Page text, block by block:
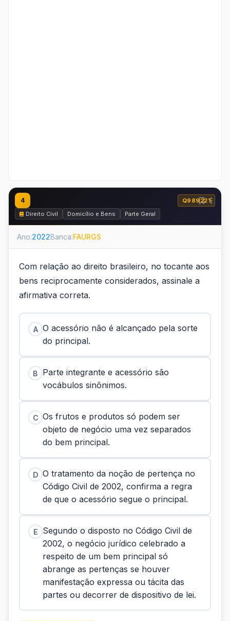
4
Q989221
Direito Civil
Domicílio e Bens Parte Geral
Ano:2022Banca:FAURGS
Com relação ao direito brasileiro, no tocante aos
bens reciprocamente considerados, assinale a
afirmativa correta.
A O acessório não é alcançado pela sorte
do principal.
B
Parte integrante e acessório são
vocábulos sinônimos.
C Os frutos e produtos só podem ser
objeto de negócio uma vez separados
do bem principal.
D O tratamento da noção de pertença no
Código Civil de 2002, confirma a regra
de que o acessório segue o principal.
E
Segundo o disposto no Código Civil de
2002, o negócio jurídico celebrado a
respeito de um bem principal só
abrange as pertenças se houver
manifestação expressa ou tácita das
partes ou decorrer de dispositivo de lei.